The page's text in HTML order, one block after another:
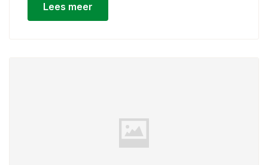
Lees meer